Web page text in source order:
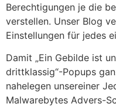
Berechtigungen je die
verstellen. Unser Blog
Einstellungen für jedes
Damit „Ein Gebilde ist
drittklassig“-Popups
nahelegen unsereiner
Malwarebytes Advers-